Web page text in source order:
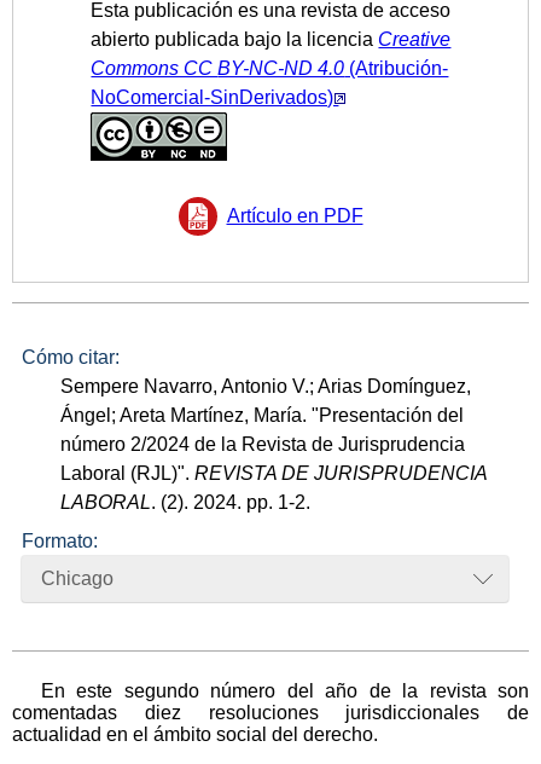
Esta publicación es una revista de acceso
abierto publicada bajo la licencia Creative
Commons CCBY-NC-ND 4.0 (Atribución-
NoComercial-SinDerivados)
Artículo en PDF
Cómo citar:
Sempere Navarro, Antonio V.; Arias Domínguez,
Ángel; Areta Martínez, María. "Presentación del
número 2/2024 de la Revista de Jurisprudencia
Laboral (RJL)".REVISTA DE JURISPRUDENCIA
LABORAL. (2). 2024. pp. 1-2.
Formato:
Chicago
En este segundo número del año de la revista son
comentadas diez resoluciones jurisdiccionales de
actualidad en el ámbito social del derecho.